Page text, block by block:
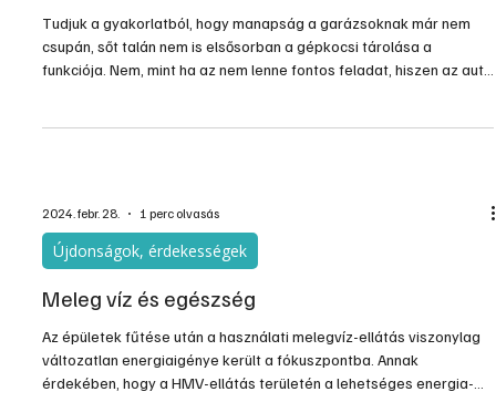
Tudjuk a gyakorlatból, hogy manapság a garázsoknak már nem
csupán, sőt talán nem is elsősorban a gépkocsi tárolása a
funkciója. Nem, mint ha az nem lenne fontos feladat, hiszen az autó
2024. febr. 28. 1 perc olvasás
Újdonságok, érdekességek
Meleg víz és egészség
Az épületek fűtése után a használati melegvíz-ellátás viszonylag
változatlan energiaigénye került a fókuszpontba. Annak
érdekében, hogy a HMV-ellátás területén a lehetséges energia-